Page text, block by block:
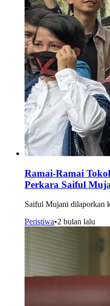
Ramai-Ramai
Perkara Saiful
Saiful Mujani dilaporkan
Peristiwa•2 bulan lalu